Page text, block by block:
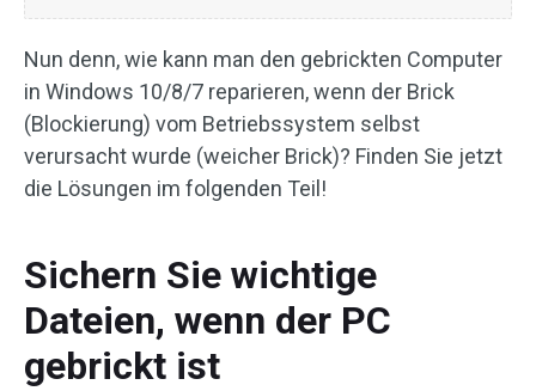
Nun denn, wie kann man den gebrickten Computer
in Windows 10/8/7 reparieren, wenn der Brick
(Blockierung) vom Betriebssystem selbst
verursacht wurde (weicher Brick)? Finden Sie jetzt
die Lösungen im folgenden Teil!
Sichern Sie wichtige
Dateien, wenn der PC
gebrickt ist